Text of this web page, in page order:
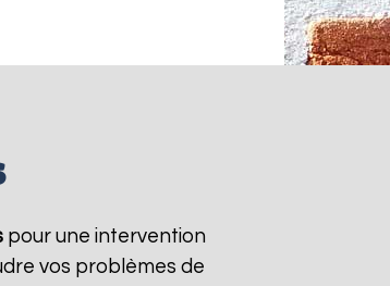
pour une intervention
vos problèmes de